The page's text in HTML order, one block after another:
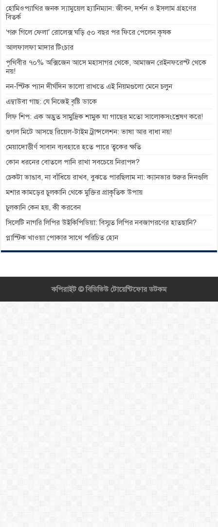
o
g
r
p
a
n
হোমিওপ্যাথির জনক স্যামুয়েল হ্যানিম্যান: জীবন, দর্শন ও ইসলাম গ্রহণের
বিতর্ক
‘গরু গিলে ফেলা’ রোলেক্স ঘড়ি ৫০ বছর পর ফিরে পেলেন কৃষক
আলফালফা মাদার টিংচার
পৃথিবীর ৭০% অক্সিজেন আসে মহাসাগর থেকে, আমাজন রেইনফরেস্ট থেকে
নয়!
নন-স্টিক প্যান দীর্ঘদিন ভালো রাখতে এই নিয়মগুলো মেনে চলুন
এম্বাউবা গাছ: যে নিজেই বৃষ্টি ডাকে
লিফ শিপ: এক অদ্ভুত সামুদ্রিক শামুক যা গাছের মতো সালোকসংশ্লেষণ করে!
গুগল মিটে আসছে রিয়েল-টাইম ট্রান্সলেশন: ভাষা আর বাধা নয়!
মেয়াদোত্তীর্ণ সাবান ব্যবহারে হতে পারে ত্বকের ক্ষতি
কোন ধরনের বোতলে পানি রাখা সবচেয়ে নিরাপদ?
চেকটা ভাঙাব, না বাঁধিয়ে রাখব, বুঝতে পারছিলাম না: ক্যানভার শুরুর দিনগুলি
মশার কামড়ের চুলকানি থেকে মুক্তির প্রাকৃতিক উপায়
চুলকানি কেন হয়, কী করবেন
সিলেটি নাগরি লিপির উইকিপিডিয়া: বিস্মৃত লিপির নবজাগরণের হাতছানি?
প্লাস্টিক খাওয়া পোকার সাথে পরিচিত হোন
কপিরাইট ©বিডিভিউ টোয়েন্টিফোর ডটকম